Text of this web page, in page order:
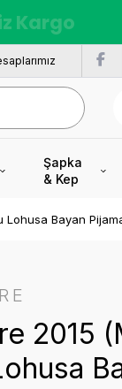
Kargo
Şapka
& Kep
Lohusa Bayan
2015